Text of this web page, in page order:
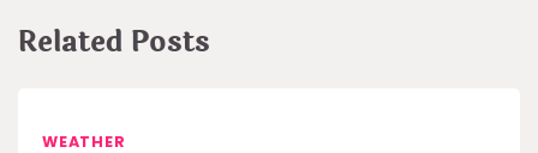
Related Posts
WEATHER